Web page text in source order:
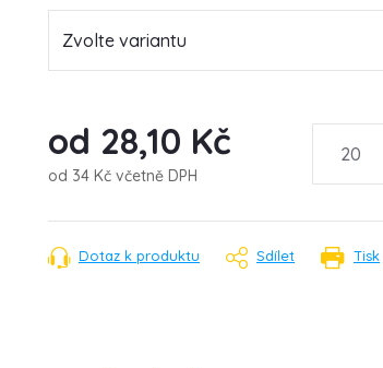
od 28,10 Kč
od 34 Kč včetně DPH
cena:
Tisk
Dotaz k produktu Sdílet